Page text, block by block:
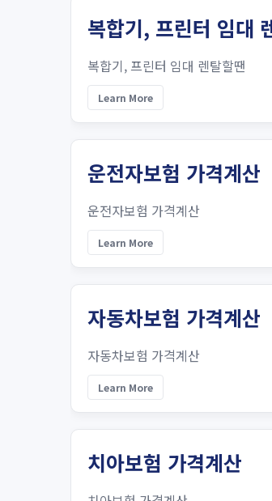
복합기, 프린터 임대
복합기, 프린터 임대 렌탈할땐
Learn More
운전자보험 가격계산
운전자보험 가격계산
Learn More
자동차보험 가격계산
자동차보험 가격계산
Learn More
치아보험 가격계산